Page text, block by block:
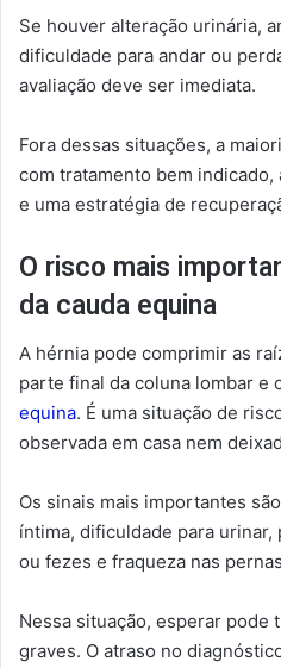
Se houver alteração urinária,
dificuldade para andar ou
avaliação deve ser imediata.
Fora dessas situações, a
com tratamento bem
e uma estratégia de
O risco mais
da cauda equina
A hérnia pode comprimir as
parte final da coluna lombar e
equina. É uma situação de
observada em casa nem
Os sinais mais importantes
íntima, dificuldade para
ou fezes e fraqueza nas
Nessa situação, esperar pode
graves. O atraso no